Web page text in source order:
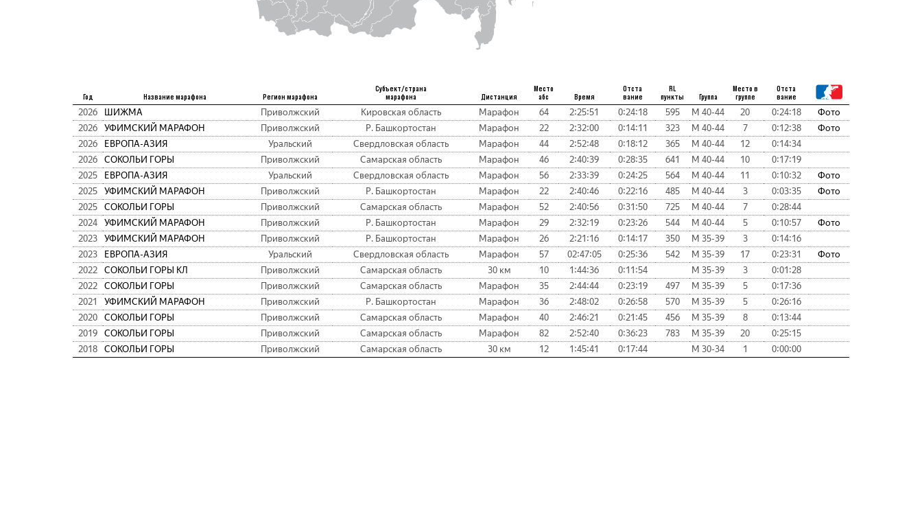
Год Название марафона Регион марафона
Субъект/страна
марафона
Дистанция
Место
абс
Время
Отста
вание
RL
пункты
Группа
Место в
группе
Отста
вание
2026 ШИЖМА Приволжский Кировская область Марафон 64 2:25:51 0:24:18 595 М 40-44 20 0:24:18
Фото
2026
УФИМСКИЙ МАРАФОН Приволжский Р. Башкортостан Марафон 22 2:32:00 0:14:11 323 М 40-44 7 0:12:38
Фото
2026
ЕВРОПА-АЗИЯ Уральский Свердловская область Марафон 44 2:52:48 0:18:12 365 М 40-44 12
0:14:34
2026
СОКОЛЬИ ГОРЫ Приволжский Самарская область Марафон 46 2:40:39 0:28:35 641 М 40-44 10
0:17:19
2025
ЕВРОПА-АЗИЯ Уральский Свердловская область Марафон 56 2:33:39 0:24:25 564 М 40-44 11 0:10:32
Фото
2025
УФИМСКИЙ МАРАФОН Приволжский Р. Башкортостан Марафон 22 2:40:46 0:22:16 485 М 40-44 3 0:03:35
Фото
2025
СОКОЛЬИ ГОРЫ Приволжский Самарская область Марафон 52 2:40:56 0:31:50 725 М 40-44 7
0:28:44
2024
УФИМСКИЙ МАРАФОН Приволжский Р. Башкортостан Марафон 29 2:32:19 0:23:26 544 М 40-44 5 0:10:57
Фото
2023
УФИМСКИЙ МАРАФОН Приволжский Р. Башкортостан Марафон 26 2:21:16 0:14:17 350 М 35-39 3
0:14:16
2023
ЕВРОПА-АЗИЯ Уральский Свердловская область Марафон 57 02:47:05 0:25:36 542 М 35-39 17 0:23:31
Фото
2022
СОКОЛЬИ ГОРЫ КЛ Приволжский Самарская область 30 км 10 1:44:36 0:11:54 М 35-39 3
0:01:28
2022
СОКОЛЬИ ГОРЫ Приволжский Самарская область Марафон 35 2:44:44 0:23:19 497 М 35-39 5
0:17:36
2021
УФИМСКИЙ МАРАФОН Приволжский Р. Башкортостан Марафон 36 2:48:02 0:26:58 570 М 35-39 5
0:26:16
2020
СОКОЛЬИ ГОРЫ Приволжский Самарская область Марафон 40 2:46:21 0:21:45 456 М 35-39 8
0:13:44
2019
СОКОЛЬИ ГОРЫ Приволжский Самарская область Марафон 82 2:52:40 0:36:23 783 М 35-39 20
0:25:15
2018
СОКОЛЬИ ГОРЫ Приволжский Самарская область 30 км 12 1:45:41 0:17:44 М 30-34 1 0:00:00